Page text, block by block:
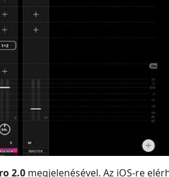
2.0 megjelenésével. Az iOS-re